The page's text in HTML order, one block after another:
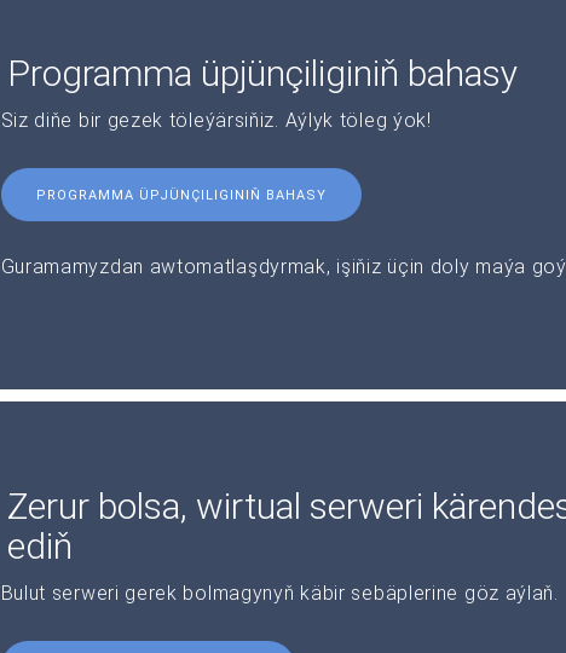
Programma üpjünçiliginiň bahasy
Siz diňe bir gezek töleýärsiňiz. Aýlyk töleg ýok!
PROGRAMMA ÜPJÜNÇILIGINIŇ BAHASY
Guramamyzdan awtomatlaşdyrmak, işiňiz üçin doly maýa
Zerur bolsa, wirtual serweri
ediň
Bulut serweri gerek bolmagynyň käbir sebäplerine göz aýlaň.